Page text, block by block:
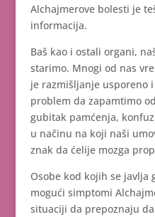
Alchajmerove bolesti je
informacija.
Baš kao i ostali organi,
starimo. Mnogi od nas
je razmišljanje usporeno
problem da zapamtimo
gubitak pamćenja,
u načinu na koji naši
znak da ćelije mozga
Osobe kod kojih se
mogući simptomi
situaciji da prepoznaju